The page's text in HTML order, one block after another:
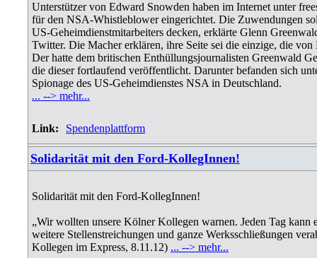
Unterstützer von Edward Snowden haben im Internet unter
für den NSA-Whistleblower eingerichtet. Die Zuwendungen
US-Geheimdienstmitarbeiters decken, erklärte Glenn
Twitter. Die Macher erklären, ihre Seite sei die einzige, die
Der hatte dem britischen Enthüllungsjournalisten Greenwald
die dieser fortlaufend veröffentlicht. Darunter befanden sich
Spionage des US-Geheimdienstes NSA in Deutschland.
... --> mehr...
Link: Spendenplattform
Solidarität mit den Ford-KollegInnen!
Solidarität mit den Ford-KollegInnen!
„Wir wollten unsere Kölner Kollegen warnen. Jeden Tag kann
weitere Stellenstreichungen und ganze Werksschließungen
Kollegen im Express, 8.11.12) ... --> mehr...